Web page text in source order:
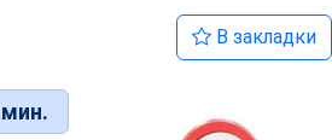
В закладки